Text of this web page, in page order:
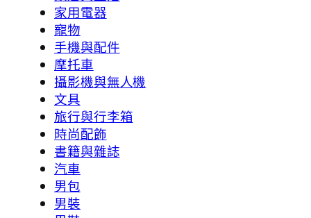
家用電器
寵物
手機與配件
摩托車
攝影機與無人機
文具
旅行與行李箱
時尚配飾
書籍與雜誌
汽車
男包
男裝